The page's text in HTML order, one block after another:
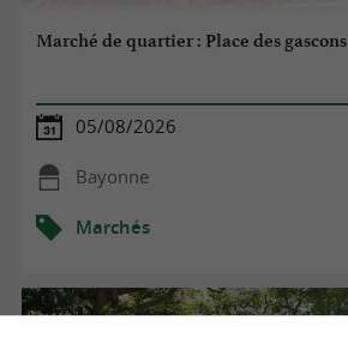
Marché de quartier : Place des gascons
05/08/2026
Bayonne
Marchés